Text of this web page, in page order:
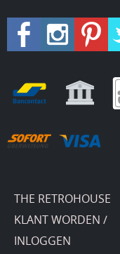
THE RETROHOUSE
KLANT WORDEN /
INLOGGEN